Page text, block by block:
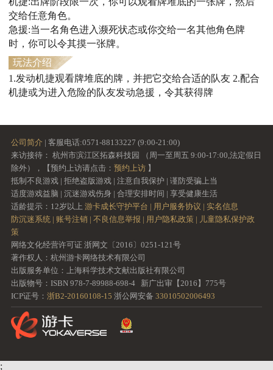
交给任意角色。
急援:当一名角色进入濒死状态或你交给一名其他角色牌
时，你可以令其摸一张牌。
玩法介绍
1.发动机捷观看牌堆底的牌，并把它交给合适的队友 2.配合
机捷或为进入危险的队友发动急援，令其获得牌
公司简介 | 客服电话:0571-88133227 (9:00-21:00)
来访接待： 杭州市滨江区拓森科技园 （周一至周五 9:00-17:00,法定假日
除外），【预约上访请点击： 预约上访】
抵制不良游戏 | 拒绝盗版游戏 | 注意自我保护 | 谨防受骗上当
适度游戏益脑 | 沉迷游戏伤身 | 合理安排时间 | 享受健康生活
适龄提示：12岁以上 游卡成长守护平台 | 用户服务协议 | 实名信息
防沉迷系统 | 账号注销 | 不良信息举报 | 用户隐私政策 | 儿童隐私保护政
策
网络文化经营许可证 浙网文〔2016〕0251-121号
著作权人：杭州游卡网络技术有限公司
出版服务单位：上海科学技术文献出版社有限公司
出版物号：ISBN 978-7-89988-698-4 新广出审【2016】775号
ICP证号： 浙B2-20160108-15 浙公网安备 33010502006493
;